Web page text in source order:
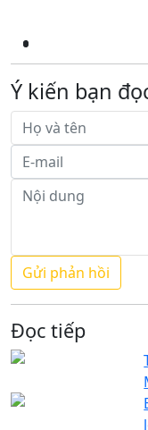
Ý kiến bạn
Đọc tiếp